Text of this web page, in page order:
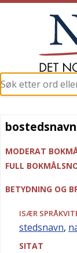
bostedsnavn
MODERAT
FULL
BETYDNING OG
ISÆR
stedsnavn,
SITAT